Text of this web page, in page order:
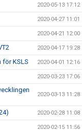
2020-05-13 17:12
2020-04-27 11:01
2020-04-21 12:00
2020-04-17 19:28
KSLS 2020-04-01 12:16
2020-03-23 17:06
2020-03-13 11:28
2020-02-28 11:08
2020-02-15 11:56